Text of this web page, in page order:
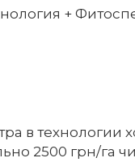
+
в технологии
2500 грн/га